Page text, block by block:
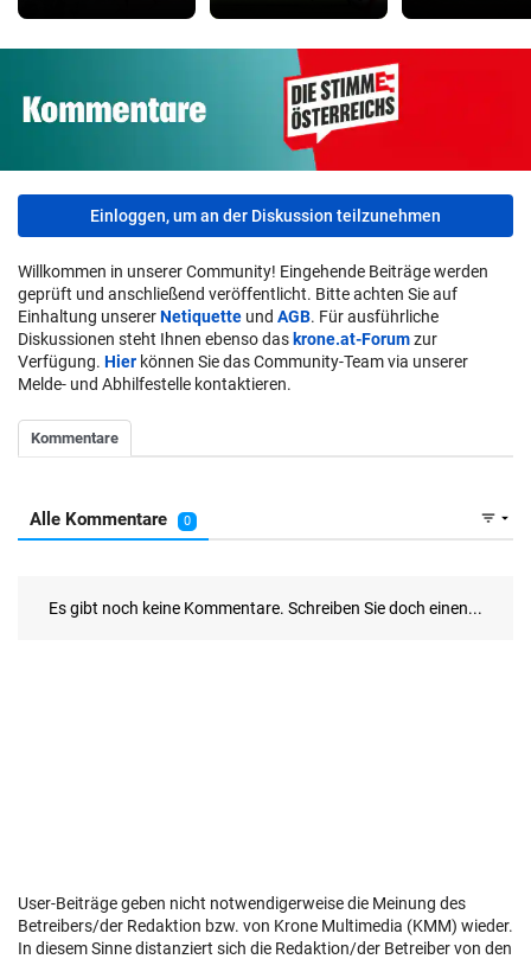
Einloggen, um an der Diskussion teilzunehmen
Willkommen in unserer Community! Eingehende Beiträge werden
geprüft und anschließend veröffentlicht. Bitte achten Sie auf
Einhaltung unsererNetiquette und AGB. Für ausführliche
Diskussionen steht Ihnen ebenso das krone.at-Forumzur
Verfügung. Hier können Sie das Community-Team via unserer
Melde- und Abhilfestelle kontaktieren.
User-Beiträge geben nicht notwendigerweise die Meinung des
Betreibers/der Redaktion bzw. von Krone Multimedia (KMM) wieder.
In diesem Sinne distanziert sich die Redaktion/der Betreiber von den